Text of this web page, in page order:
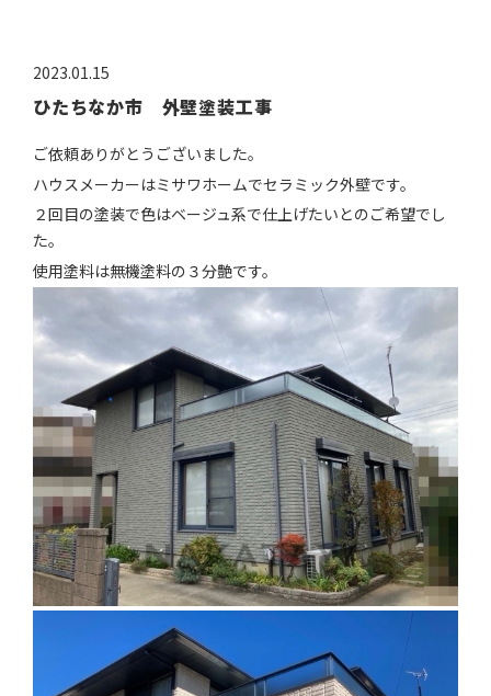
施工実績
お知らせ
お問い合わせ
2023.01.15
ひたちなか市 外壁塗装工事
ご依頼ありがとうございました。
ハウスメーカーはミサワホームでセラミック外壁です。
２回目の塗装で色はベージュ系で仕上げたいとのご希望でし
た。
使用塗料は無機塗料の３分艶です。